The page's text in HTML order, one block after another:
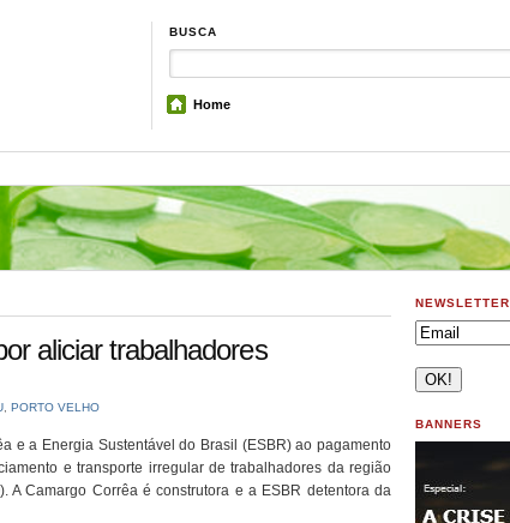
BUSCA
Home
aliciar trabalhadores
, PORTO VELHO
e a Energia Sustentável do Brasil (ESBR) ao pagamento
e transporte irregular de trabalhadores da região
Camargo Corrêa é construtora e a ESBR detentora da
NEWSLETTER
BANNERS